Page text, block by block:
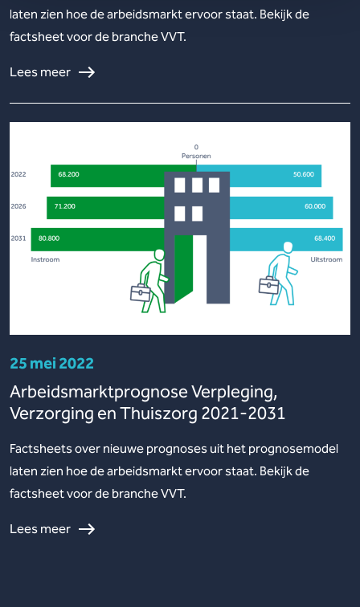
laten zien hoe de arbeidsmarkt ervoor staat. Bekijk de
factsheet voor de branche VVT.
Lees meer
25 mei 2022
Arbeidsmarktprognose Verpleging,
Verzorging en Thuiszorg 2021-2031
Factsheets over nieuwe prognoses uit het prognosemodel
laten zien hoe de arbeidsmarkt ervoor staat. Bekijk de
factsheet voor de branche VVT.
Lees meer